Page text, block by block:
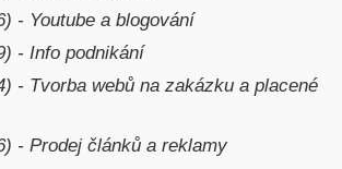
- Youtube a blogování
- Info podnikání
- Tvorba webů na zakázku a placené
- Prodej článků a reklamy